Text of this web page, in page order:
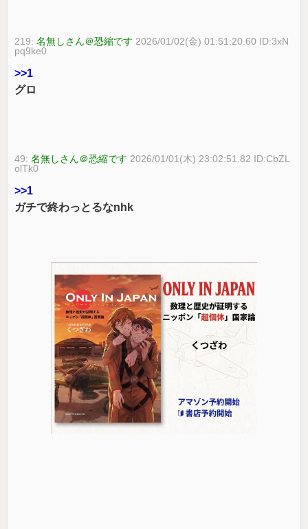
219:名無しさん＠恐縮です 2026/01/02(金) 01:51:20.60 ID:3xN
pq9ke0
>>1
グロ
49:名無しさん＠恐縮です 2026/01/01(木) 23:02:51.82 ID:CbZL
olTk0
>>1
ガチで終わっとるなnhk